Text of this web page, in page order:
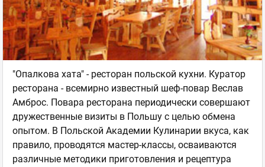
"Опалкова хата" - ресторан польской кухни. Куратор
ресторана - всемирно известный шеф-повар Веслав
Амброс. Повара ресторана периодически совершают
дружественные визиты в Польшу с целью обмена
опытом. В Польской Академии Кулинарии вкуса, как
правило, проводятся мастер-классы, осваиваются
различные методики приготовления и рецептура